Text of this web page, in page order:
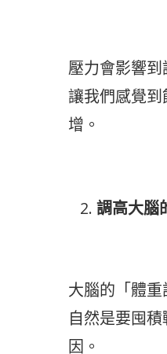
壓力會影響
讓我們感覺
增。
調高大腦
大腦的「體
自然是要囤
因。